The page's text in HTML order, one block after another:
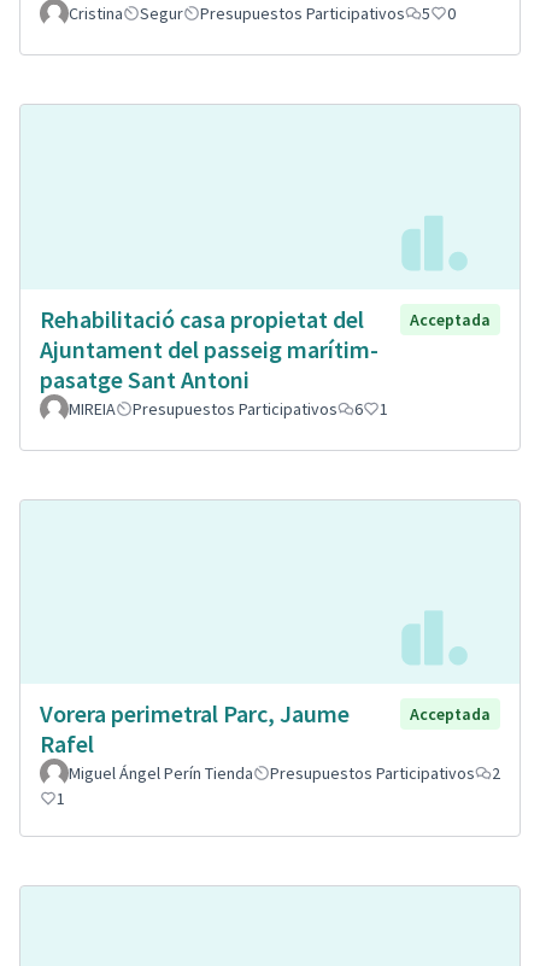
Cristina Segur Presupuestos Participativos 5 0
Rehabilitació casa propietat del
Ajuntament del passeig marítim-
pasatge Sant Antoni
Acceptada
MIREIA Presupuestos Participativos 6 1
Vorera perimetral Parc, Jaume
Rafel
Acceptada
Miguel Ángel Perín Tienda Presupuestos Participativos
2
1